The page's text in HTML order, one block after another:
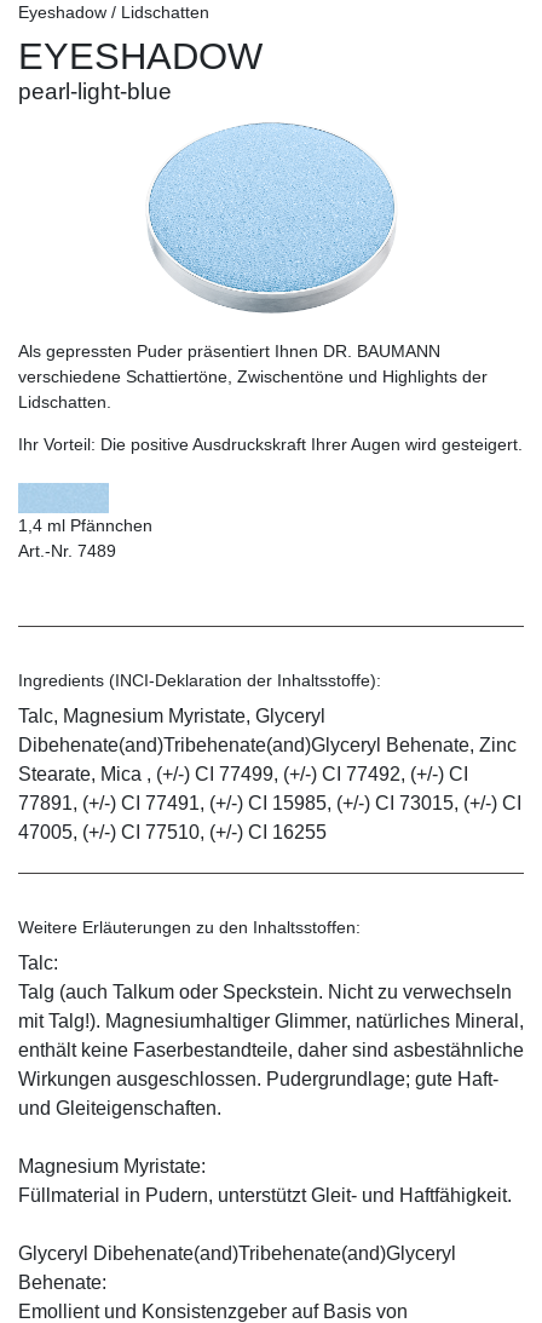
Eyeshadow / Lidschatten
EYESHADOW
pearl-light-blue
Als gepressten Puder präsentiert Ihnen DR. BAUMANN
verschiedene Schattiertöne, Zwischentöne und Highlights der
Lidschatten.
Ihr Vorteil: Die positive Ausdruckskraft Ihrer Augen wird gesteigert.
1,4 ml Pfännchen
Art.-Nr. 7489
Ingredients (INCI-Deklaration der Inhaltsstoffe):
Talc, Magnesium Myristate, Glyceryl
Dibehenate(and)Tribehenate(and)Glyceryl Behenate, Zinc
Stearate, Mica , (+/-) CI 77499, (+/-) CI 77492, (+/-) CI
77891, (+/-) CI 77491, (+/-) CI 15985, (+/-) CI 73015, (+/-) CI
47005, (+/-) CI 77510, (+/-) CI 16255
Weitere Erläuterungen zu den Inhaltsstoffen:
Talc:
Talg (auch Talkum oder Speckstein. Nicht zu verwechseln
mit Talg!). Magnesiumhaltiger Glimmer, natürliches Mineral,
enthält keine Faserbestandteile, daher sind asbestähnliche
Wirkungen ausgeschlossen. Pudergrundlage; gute Haft-
und Gleiteigenschaften.
Magnesium Myristate:
Füllmaterial in Pudern, unterstützt Gleit- und Haftfähigkeit.
Glyceryl Dibehenate(and)Tribehenate(and)Glyceryl
Behenate:
Emollient und Konsistenzgeber auf Basis von